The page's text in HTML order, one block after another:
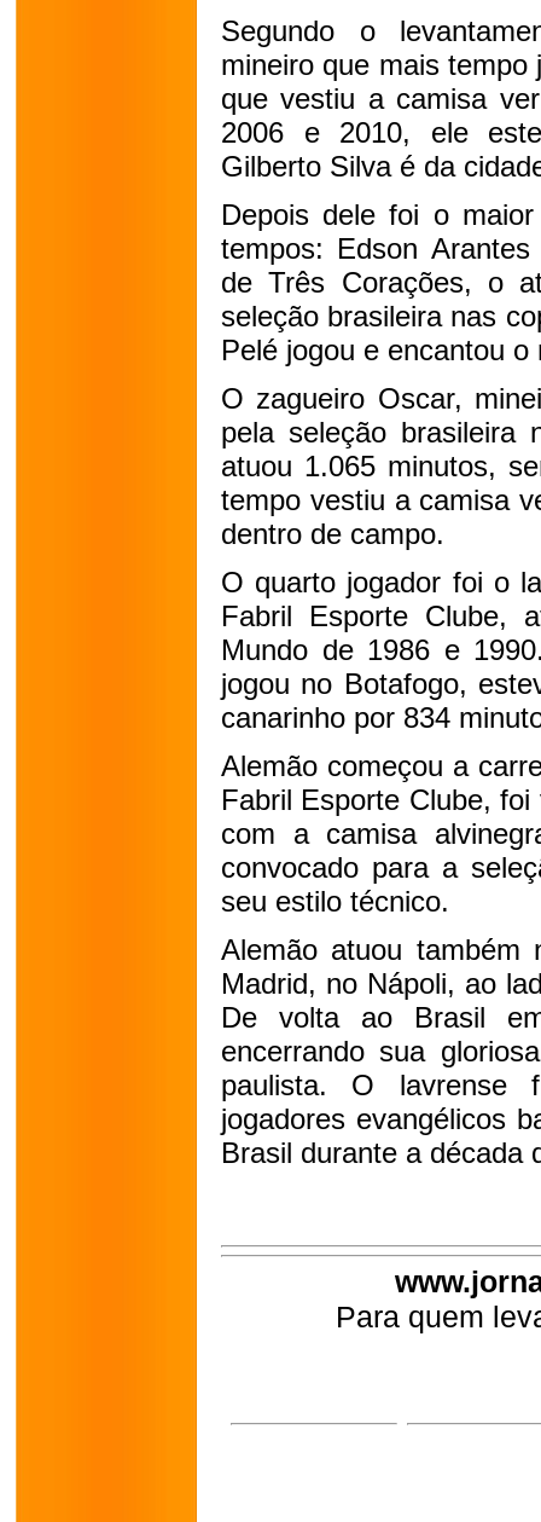
Segundo o
mineiro que mais
que vestiu a camisa
2006 e 2010, ele
Gilberto Silva é da
Depois dele foi o
tempos: Edson
de Três Corações, o
seleção brasileira nas
Pelé jogou e encantou
O zagueiro Oscar,
pela seleção
atuou 1.065 minutos,
tempo vestiu a camisa
dentro de campo.
O quarto jogador foi o
Fabril Esporte Clube,
Mundo de 1986 e
jogou no Botafogo,
canarinho por 834
Alemão começou a
Fabril Esporte Clube,
com a camisa
convocado para a
seu estilo técnico.
Alemão atuou também
Madrid, no Nápoli, ao
De volta ao Brasil
encerrando sua
paulista. O
jogadores evangélicos
Brasil durante a década
Para quem